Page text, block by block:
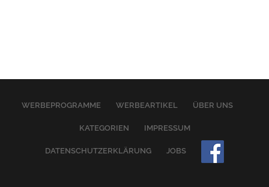
WERBEPROGRAMME WERBEARTIKEL ÜBER UNS
KATEGORIEN IMPRESSUM
DATENSCHUTZERKLÄRUNG JOBS